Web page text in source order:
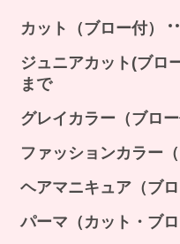
カット（ブロー付）
ジュニアカット(ブロ
まで
グレイカラー（ブロー
ファッションカラー（
ヘアマニキュア（ブロ
パーマ（カット・ブロ